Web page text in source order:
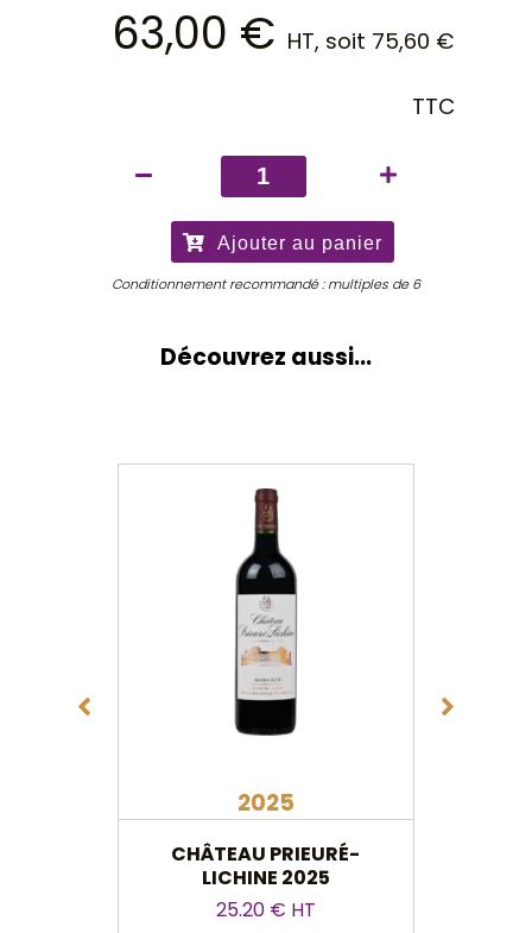
63,00 € HT, soit 75,60 €
TTC
quantité
de
Alter
Ego
de
Ajouter au panier
Conditionnement recommandé : multiples de 6
Découvrez aussi...
2025
CHÂTEAU PRIEURÉ-
LICHINE 2025
25.20 € HT